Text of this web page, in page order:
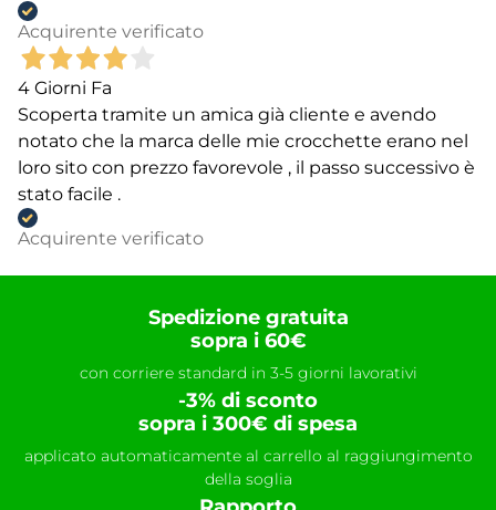
Acquirente verificato
4 Giorni Fa
Scoperta tramite un amica già cliente e avendo
notato che la marca delle mie crocchette erano nel
loro sito con prezzo favorevole , il passo successivo è
stato facile .
Acquirente verificato
Spedizione gratuita
sopra i 60€
con corriere standard in 3-5 giorni lavorativi
-3% di sconto
sopra i 300€ di spesa
applicato automaticamente al carrello al raggiungimento
della soglia